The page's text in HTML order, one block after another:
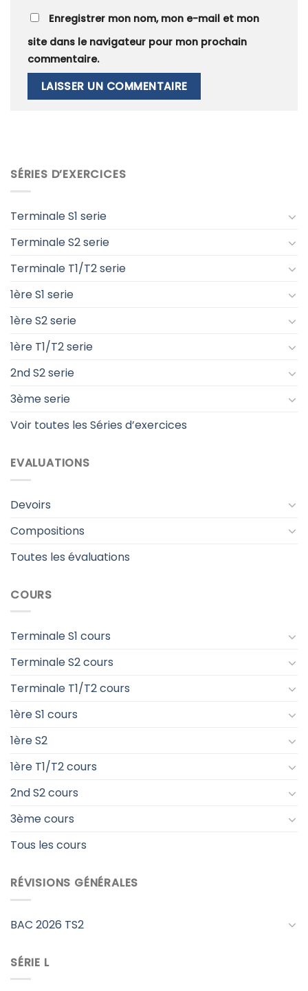
SÉRIES D’EXERCICES
Terminale S1 serie
Terminale S2 serie
Terminale T1/T2 serie
1ère S1 serie
1ère S2 serie
1ère T1/T2 serie
2nd S2 serie
3ème serie
Voir toutes les Séries d’exercices
EVALUATIONS
Devoirs
Compositions
Toutes les évaluations
COURS
Terminale S1 cours
Terminale S2 cours
Terminale T1/T2 cours
1ère S1 cours
1ère S2
1ère T1/T2 cours
2nd S2 cours
3ème cours
Tous les cours
RÉVISIONS GÉNÉRALES
BAC 2026 TS2
SÉRIE L
Enregistrer mon nom, mon e-mail et mon
site dans le navigateur pour mon prochain
commentaire.